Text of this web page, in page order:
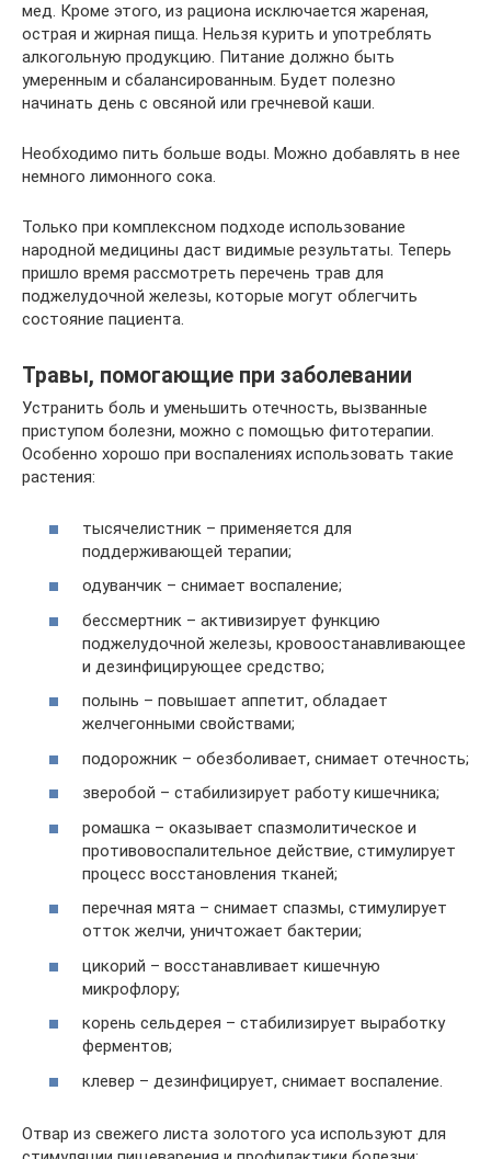
мед. Кроме этого, из рациона исключается жареная,
острая и жирная пища. Нельзя курить и употреблять
алкогольную продукцию. Питание должно быть
умеренным и сбалансированным. Будет полезно
начинать день с овсяной или гречневой каши.
Необходимо пить больше воды. Можно добавлять в нее
немного лимонного сока.
Только при комплексном подходе использование
народной медицины даст видимые результаты. Теперь
пришло время рассмотреть перечень трав для
поджелудочной железы, которые могут облегчить
состояние пациента.
Травы, помогающие при заболевании
Устранить боль и уменьшить отечность, вызванные
приступом болезни, можно с помощью фитотерапии.
Особенно хорошо при воспалениях использовать такие
растения:
тысячелистник – применяется для
поддерживающей терапии;
одуванчик – снимает воспаление;
бессмертник – активизирует функцию
поджелудочной железы, кровоостанавливающее
и дезинфицирующее средство;
полынь – повышает аппетит, обладает
желчегонными свойствами;
подорожник – обезболивает, снимает отечность;
зверобой – стабилизирует работу кишечника;
ромашка – оказывает спазмолитическое и
противовоспалительное действие, стимулирует
процесс восстановления тканей;
перечная мята – снимает спазмы, стимулирует
отток желчи, уничтожает бактерии;
цикорий – восстанавливает кишечную
микрофлору;
корень сельдерея – стабилизирует выработку
ферментов;
клевер – дезинфицирует, снимает воспаление.
Отвар из свежего листа золотого уса используют для